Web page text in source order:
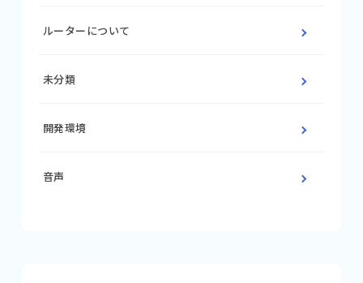
ルーターについて
未分類
開発環境
音声